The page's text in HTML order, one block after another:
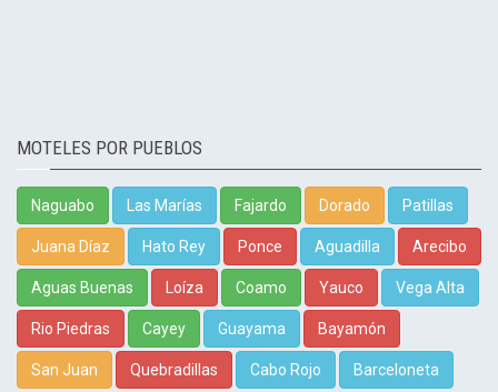
MOTELES POR PUEBLOS
Naguabo Las Marías Fajardo Dorado Patillas
Juana Díaz Hato Rey Ponce Aguadilla Arecibo
Aguas Buenas Loíza Coamo Yauco Vega Alta
Rio Piedras Cayey Guayama Bayamón
San Juan Quebradillas Cabo Rojo Barceloneta